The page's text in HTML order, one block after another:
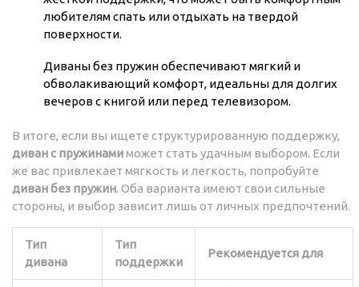
любителям спать или отдыхать на твердой
поверхности.
Диваны без пружин обеспечивают мягкий и
обволакивающий комфорт, идеальны для долгих
вечеров с книгой или перед телевизором.
В итоге, если вы ищете структурированную поддержку,
диван с пружинамиможет стать удачным выбором. Если
же вас привлекает мягкость и легкость, попробуйте
диван без пружин. Оба варианта имеют свои сильные
стороны, и выбор зависит лишь от личных предпочтений.
Тип
дивана
Тип
поддержки
Рекомендуется для